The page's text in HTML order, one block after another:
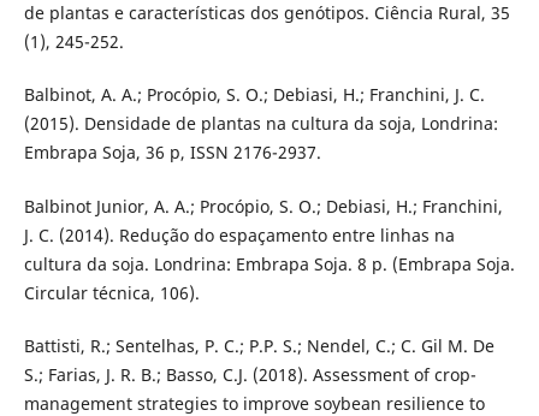
de plantas e características dos genótipos. Ciência Rural, 35
(1), 245-252.
Balbinot, A. A.; Procópio, S. O.; Debiasi, H.; Franchini, J. C.
(2015). Densidade de plantas na cultura da soja, Londrina:
Embrapa Soja, 36 p, ISSN 2176-2937.
Balbinot Junior, A. A.; Procópio, S. O.; Debiasi, H.; Franchini,
J. C. (2014). Redução do espaçamento entre linhas na
cultura da soja. Londrina: Embrapa Soja. 8 p. (Embrapa Soja.
Circular técnica, 106).
Battisti, R.; Sentelhas, P. C.; P.P. S.; Nendel, C.; C. Gil M. De
S.; Farias, J. R. B.; Basso, C.J. (2018). Assessment of crop-
management strategies to improve soybean resilience to